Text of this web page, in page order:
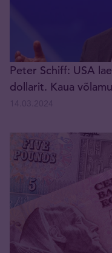
Peter Schiff: USA
dollarit. Kaua